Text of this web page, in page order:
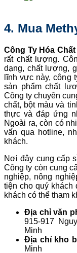
4. Mua
Công Ty Hóa Chất
rất chất lượng.
dạng, chất lượng,
lĩnh vực này, công
sản phẩm chất
Công ty chuyên
chất, bột màu và
thực và đáp ứng
Ngoài ra, còn có
vấn qua hotline,
khách.
Nơi đây cung cấp
Công ty còn cung
nghiệp, nông
tiện cho quý
khách có thể tham
Địa chỉ văn
915-917
Minh
Địa chỉ kho
Minh